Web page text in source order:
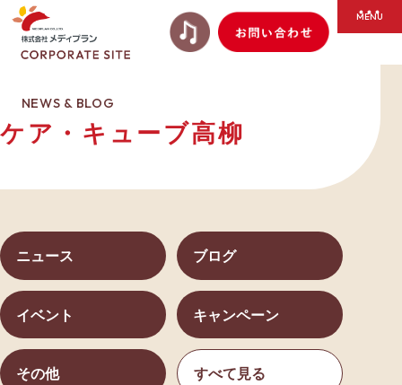
NEWS & BLOG
ケア・キューブ高柳
ニュース ブログ
イベント キャンペーン
その他 すべて見る